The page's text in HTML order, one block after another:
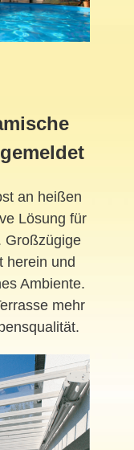
an heißen
Lösung für
Großzügige
herein und
Ambiente.
mehr